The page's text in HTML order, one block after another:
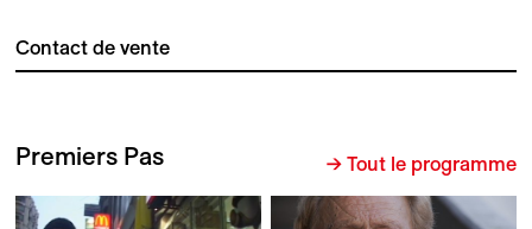
Contact de vente
Premiers Pas → Tout le programme